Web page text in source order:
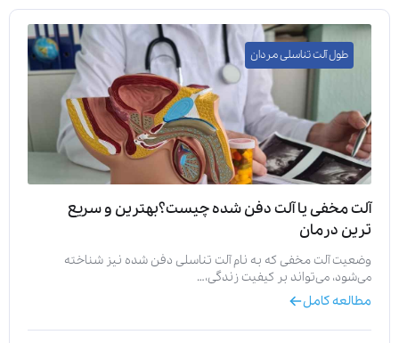
طول آلت تناسلی مردان
آلت مخفی یا آلت دفن شده چیست؟بهترین و سریع
ترین درمان
وضعیت آلت مخفی که به نام آلت تناسلی دفن شده نیز شناخته
می‌شود، می‌تواند بر کیفیت زندگی،…
مطالعه کامل